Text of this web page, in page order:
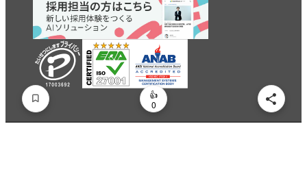
0
いいね
0
スキ
0
わくわく
0
スゴい！
0
学びがある